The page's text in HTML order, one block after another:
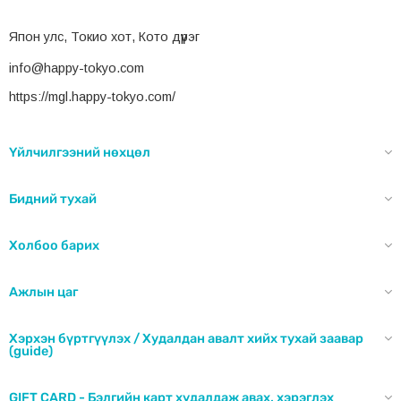
төвөөс гадагш чиглэн
давтана).
Япон улс, Токио хот, Кото дүүрэг
info@happy-tokyo.com
https://mgl.happy-tokyo.com/
Үйлчилгээний нөхцөл
Бидний тухай
Холбоо барих
Ажлын цаг
Хэрхэн бүртгүүлэх / Худалдан авалт хийх тухай заавар
(guide)
GIFT CARD - Бэлгийн карт худалдаж авах, хэрэглэх